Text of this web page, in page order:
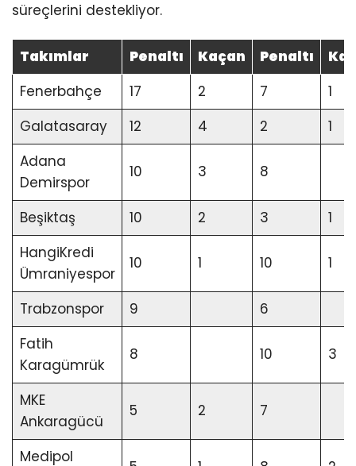
süreçlerini destekliyor.
Takımlar Penaltı Kaçan Penaltı
Fenerbahçe
17 2 7
1
Galatasaray
12 4 2
1
Adana
Demirspor
10 3 8
Beşiktaş 10 2 3
1
HangiKredi
Ümraniyespor
10 1 10 1
Trabzonspor 9
6
Fatih
Karagümrük
8 10 3
MKE
Ankaragücü
5 2 7
Medipol